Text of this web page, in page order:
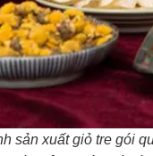
sản xuất giỏ tre gói